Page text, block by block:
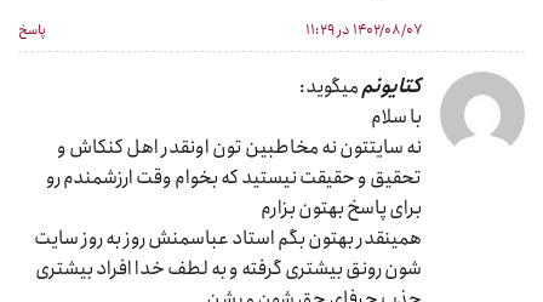
۱۴۰۲/۰۸/۰۷ در ۱۱:۲۹ پاسخ
کتایونممیگوید:
با سلام
نه سایتتون نه مخاطبین تون اونقدر اهل کنکاش و
تحقیق و حقیقت نیستید که بخوام وقت ارزشمندم رو
برای پاسخ بهتون بزارم
همینقدر بهتون بگم استاد عباسمنش روز به روز سایت
شون رونق بیشتری گرفته و به لطف خدا افراد بیشتری